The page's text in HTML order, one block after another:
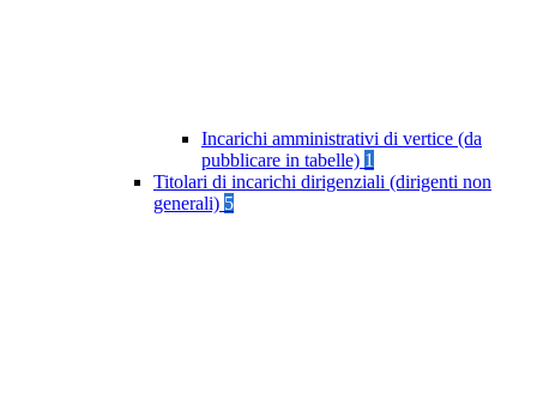
Incarichi amministrativi di vertice (da
pubblicare in tabelle) 1
Titolari di incarichi dirigenziali (dirigenti non
generali) 5